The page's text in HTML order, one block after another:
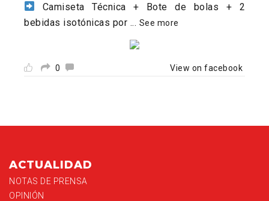
Camiseta Técnica + Bote de bolas + 2
bebidas isotónicas por ... See more
0 View on facebook
ACTUALIDAD
NOTAS DE PRENSA
OPINIÓN